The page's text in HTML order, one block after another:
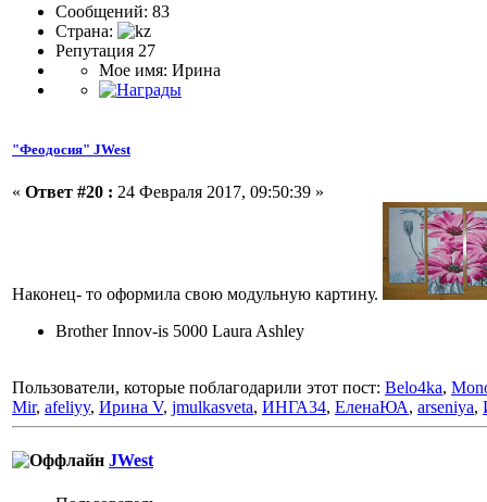
Сообщений: 83
Страна:
Репутация 27
Мое имя: Ирина
"Феодосия" JWest
« Ответ #20 : 24 Февраля 2017, 09:50:39 »
Наконец- то оформила свою модульную картину.
Brother Innov-is 5000 Laura Ashley
Пользователи, которые поблагодарили этот пост: Belo4ka,
Mir, afeliyy, Ирина V, jmulkasveta, ИНГА34, ЕленаЮА, arseniya,
JWest